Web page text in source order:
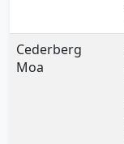
Cederberg
Moa